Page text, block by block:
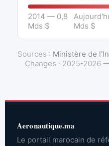
2014 — 0,8
Mds $
Mds $
Sources : Ministère de
Changes · 2025-2026
Aeronautique.ma
Le portail marocain de